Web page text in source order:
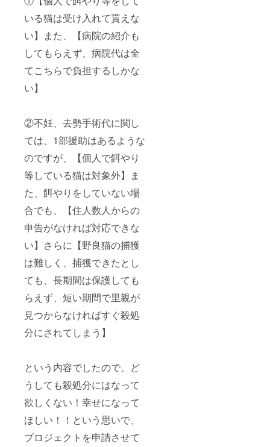
いる猫は受け入れて貰えな
い】また、【病院の紹介も
してもらえず、病院代は全
てこちらで負担するしかな
い】
②不妊、去勢手術代に関し
ては、1部援助はあるような
のですが、【個人で餌やり
等している猫は対象外】ま
た、餌やりをしていない場
合でも、【住人数人からの
申告がなければ対応できな
い】さらに【野良猫の捕獲
は難しく、捕獲できたとし
ても、長期間は保護しても
らえず、短い期間で里親が
見つからなければすぐ殺処
分にされてしまう】
という内容でしたので、ど
うしても殺処分にはなって
欲しくない！幸せになって
ほしい！！という思いで、
プロジェクトを申請させて